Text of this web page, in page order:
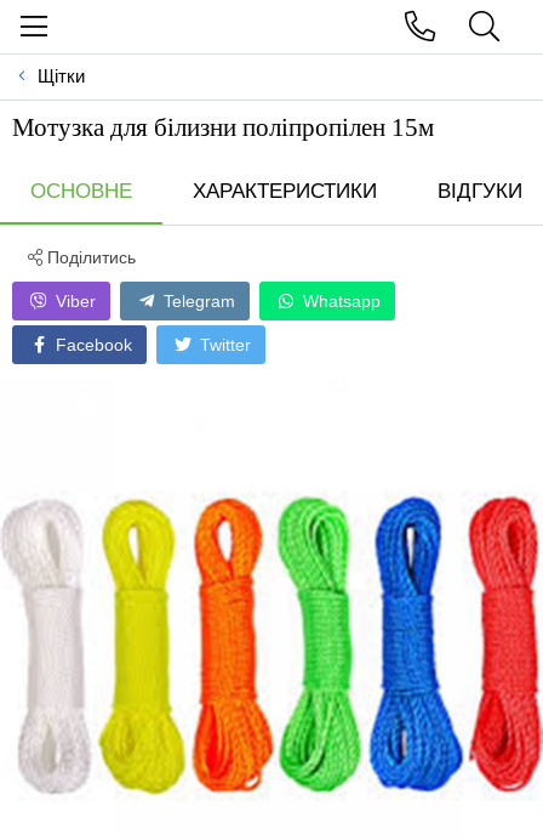
Щітки
Мотузка для бiлизни полiпропiлен 15м
ОСНОВНЕ ХАРАКТЕРИСТИКИ ВІДГУКИ
Поділитись
Viber Telegram Whatsapp
Facebook Twitter